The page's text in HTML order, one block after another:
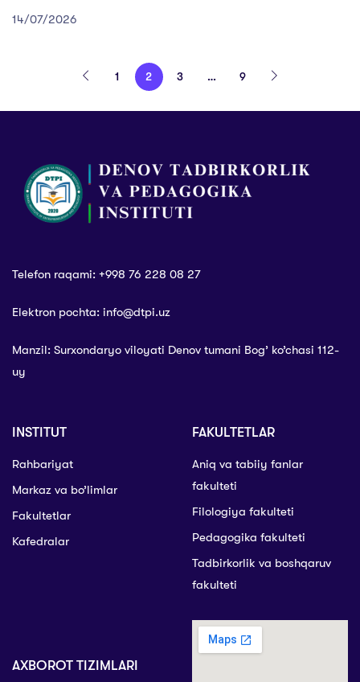
14/07/2026
1 2 3 … 9
Telefon raqami: +998 76 228 08 27
Elektron pochta: info@dtpi.uz
Manzil: Surxondaryo viloyati Denov tumani Bog’ ko’chasi 112-
uy
INSTITUT
Rahbariyat
Markaz va bo’limlar
Fakultetlar
Kafedralar
FAKULTETLAR
Aniq va tabiiy fanlar
fakulteti
Filologiya fakulteti
Pedagogika fakulteti
Tadbirkorlik va boshqaruv
fakulteti
AXBOROT TIZIMLARI